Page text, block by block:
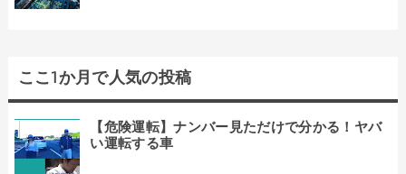
ここ1か月で人気の投稿
【危険運転】ナンバー見ただけで分かる！ヤバ
い運転する車